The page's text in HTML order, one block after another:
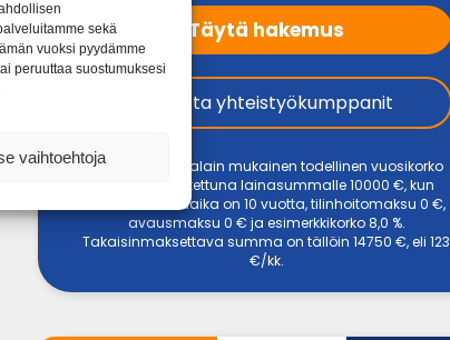
sekä
vuoksi pyydämme
peruuttaa suostumuksesi
vaihtoehtoja
Täytä hakemus
Tarkista yhteistyökumppanit
Kuluttajansuojalain mukainen todellinen vuosikorko
on 8.30 % laskettuna lainasummalle 10000 €, kun
takaisinmaksuaika on 10 vuotta, tilinhoitomaksu 0 €,
avausmaksu 0 € ja esimerkkikorko 8,0 %.
Takaisinmaksettava summa on tällöin 14750 €, eli 123
€/kk.